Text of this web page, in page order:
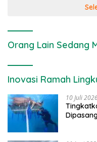
Orang Lain Sedang
Inovasi Ramah
10 Juli